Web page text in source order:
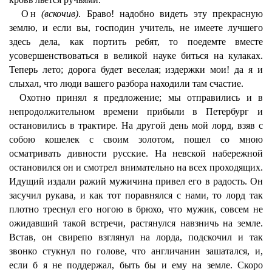
Он
(вскочив). Браво! надобно видеть эту прекрасную
землю, и если вы, господин учитель, не имеете лучшего
здесь дела, как портить ребят, то поедемте вместе
усовершенствоваться в великой науке биться на кулаках.
Теперь лето; дорога будет веселая; издержки мои! да я и
слыхал, что люди вашего разбора находили там счастие.
Охотно принял я предложение; мы отправились и в
непродолжительном времени прибыли в Петербург и
остановились в трактире. На другой день мой лорд, взяв с
собою кошелек с своим золотом, пошел со мною
осматривать дивности русские. На невской набережной
остановился он и смотрел внимательно на всех проходящих.
Идущий издали ражий мужичина привел его в радость. Он
засучил рукава, и как тот поравнялся с нами, то лорд так
плотно треснул его ногою в брюхо, что мужик, совсем не
ожидавший такой встречи, растянулся навзничь на земле.
Встав, он свирепо взглянул на лорда, подскочил и так
звонко стукнул по голове, что англичанин зашатался, и,
если б я не поддержал, быть бы и ему на земле. Скоро